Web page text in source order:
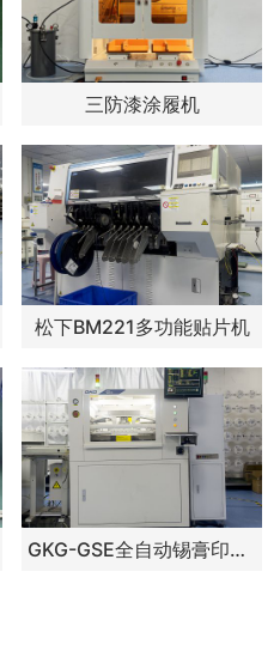
三防漆涂履机
松下BM221多功能贴片机
GKG-GSE全自动锡膏印刷机